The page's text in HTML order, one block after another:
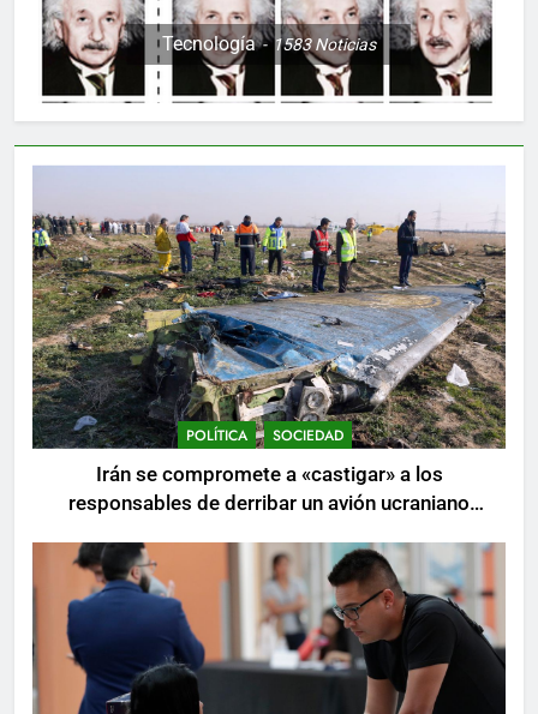
Tecnología 1583Noticias
POLÍTICA SOCIEDAD
Irán se compromete a «castigar» a los
responsables de derribar un avión ucraniano